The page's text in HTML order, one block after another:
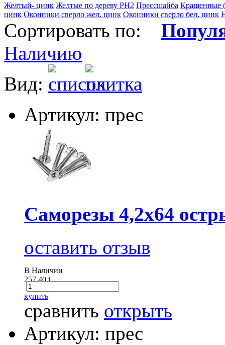
Желтый- цинк Желтые по дереву РН2 Прессшайба Крашенные
цинк Оконники сверло жел. цинк Оконники сверло бел. цинк
Сортировать по:
Наличию
Вид:
Артикул: прес
Саморезы 4,2х64
оставить отзыв
В Наличии
257.40i
купить
сравнить открыть
Артикул: прес